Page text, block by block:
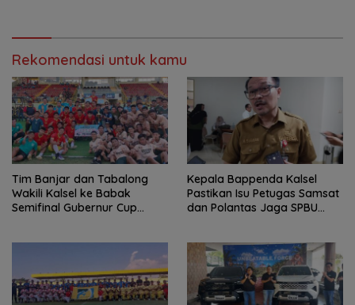
Rekomendasi untuk kamu
Tim Banjar dan Tabalong
Wakili Kalsel ke Babak
Semifinal Gubernur Cup
Kepala Bappenda Kalsel
Pastikan Isu Petugas Samsat
dan Polantas Jaga SPBU